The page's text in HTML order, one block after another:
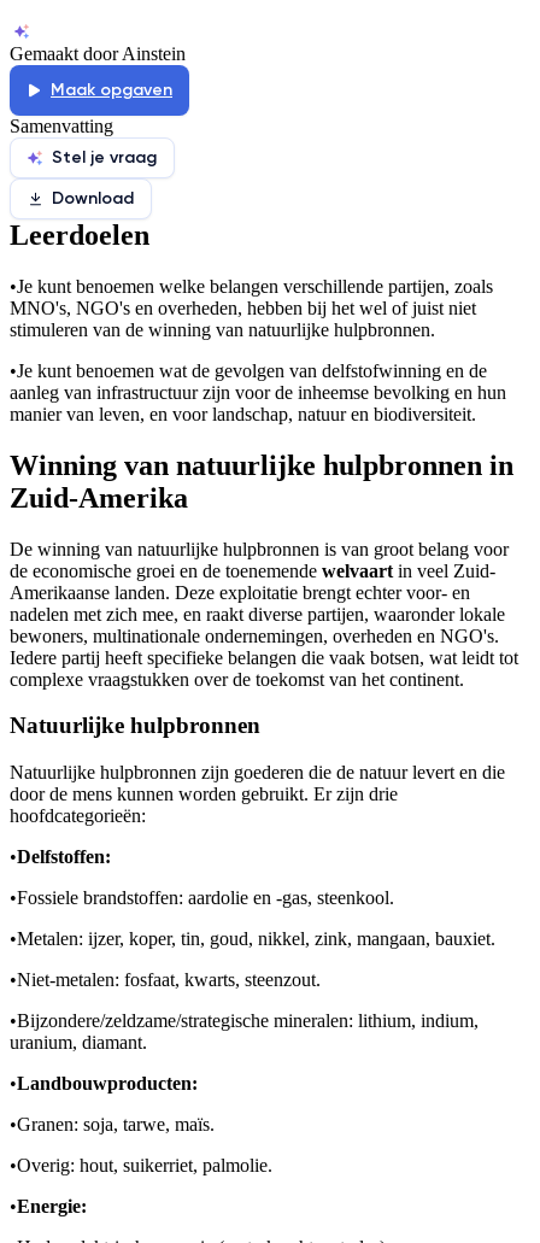
Gemaakt door Ainstein
Maak opgaven
Samenvatting
Stel je vraag
Download
Leerdoelen
•Je kunt benoemen welke belangen verschillende partijen, zoals
MNO's, NGO's en overheden, hebben bij het wel of juist niet
stimuleren van de winning van natuurlijke hulpbronnen.
•Je kunt benoemen wat de gevolgen van delfstofwinning en de
aanleg van infrastructuur zijn voor de inheemse bevolking en hun
manier van leven, en voor landschap, natuur en biodiversiteit.
Winning van natuurlijke hulpbronnen in
Zuid-Amerika
De winning van natuurlijke hulpbronnen is van groot belang voor
de economische groei en de toenemende welvaart in veel Zuid-
Amerikaanse landen. Deze exploitatie brengt echter voor- en
nadelen met zich mee, en raakt diverse partijen, waaronder lokale
bewoners, multinationale ondernemingen, overheden en NGO's.
Iedere partij heeft specifieke belangen die vaak botsen, wat leidt tot
complexe vraagstukken over de toekomst van het continent.
Natuurlijke hulpbronnen
Natuurlijke hulpbronnen zijn goederen die de natuur levert en die
door de mens kunnen worden gebruikt. Er zijn drie
hoofdcategorieën:
•Delfstoffen:
•Fossiele brandstoffen: aardolie en -gas, steenkool.
•Metalen: ijzer, koper, tin, goud, nikkel, zink, mangaan, bauxiet.
•Niet-metalen: fosfaat, kwarts, steenzout.
•Bijzondere/zeldzame/strategische mineralen: lithium, indium,
uranium, diamant.
•Landbouwproducten:
•Granen: soja, tarwe, maïs.
•Overig: hout, suikerriet, palmolie.
•Energie: